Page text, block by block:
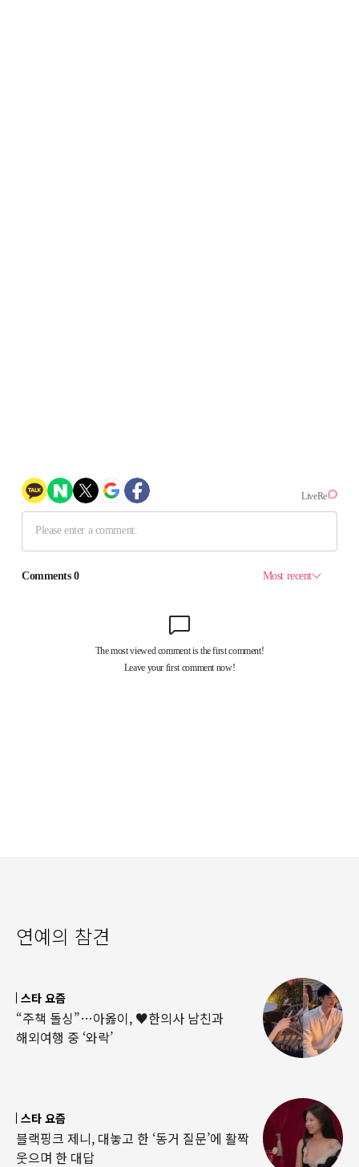
연예의 참견
스타 요즘
“주책 돌싱”…아옳이, ♥한의사 남친과
해외여행 중 ‘와락’
스타 요즘
블랙핑크 제니, 대놓고 한 ‘동거 질문’에 활짝
웃으며 한 대답